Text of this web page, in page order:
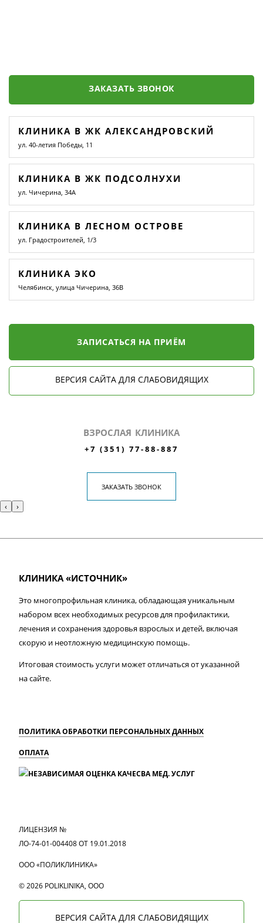
ЗАКАЗАТЬ ЗВОНОК
КЛИНИКА В ЖК АЛЕКСАНДРОВСКИЙ
ул. 40-летия Победы, 11
КЛИНИКА В ЖК ПОДСОЛНУХИ
ул. Чичерина, 34А
КЛИНИКА В ЛЕСНОМ ОСТРОВЕ
ул. Градостроителей, 1/3
КЛИНИКА ЭКО
Челябинск, улица Чичерина, 36В
ЗАПИСАТЬСЯ НА ПРИЁМ
ВЕРСИЯ САЙТА ДЛЯ СЛАБОВИДЯЩИХ
ВЗРОСЛАЯ КЛИНИКА
+7 (351) 77-88-887
ЗАКАЗАТЬ ЗВОНОК
‹ ›
КЛИНИКА «ИСТОЧНИК»
Это многопрофильная клиника, обладающая уникальным
набором всех необходимых ресурсов для профилактики,
лечения и сохранения здоровья взрослых и детей, включая
скорую и неотложную медицинскую помощь.
Итоговая стоимость услуги может отличаться от указанной
на сайте.
ПОЛИТИКА ОБРАБОТКИ ПЕРСОНАЛЬНЫХ ДАННЫХ
ОПЛАТА
ЛИЦЕНЗИЯ №
ЛО-74-01-004408 ОТ 19.01.2018
ООО «ПОЛИКЛИНИКА»
© 2026 POLIKLINIKA, OOO
ВЕРСИЯ САЙТА ДЛЯ СЛАБОВИДЯЩИХ